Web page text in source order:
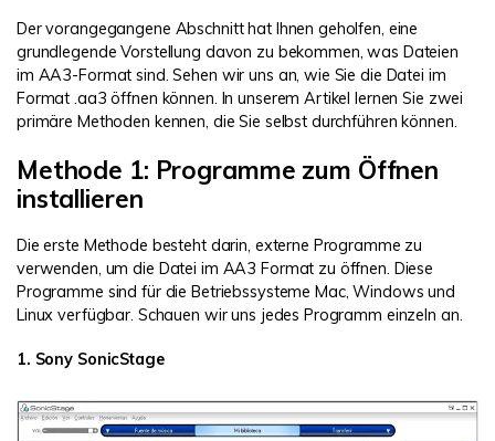
Der vorangegangene Abschnitt hat Ihnen geholfen, eine
grundlegende Vorstellung davon zu bekommen, was Dateien
im AA3-Format sind. Sehen wir uns an, wie Sie die Datei im
Format .aa3 öffnen können. In unserem Artikel lernen Sie zwei
primäre Methoden kennen, die Sie selbst durchführen können.
Methode 1: Programme zum Öffnen
installieren
Die erste Methode besteht darin, externe Programme zu
verwenden, um die Datei im AA3 Format zu öffnen. Diese
Programme sind für die Betriebssysteme Mac, Windows und
Linux verfügbar. Schauen wir uns jedes Programm einzeln an.
1. Sony SonicStage